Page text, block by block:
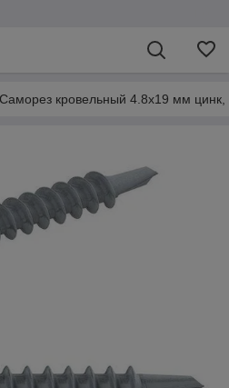
Саморез кровельный 4.8х19 мм